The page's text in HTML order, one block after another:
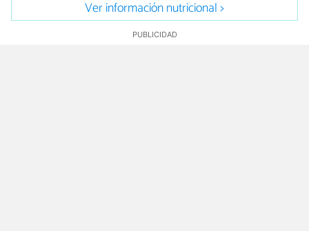
Ver información nutricional >